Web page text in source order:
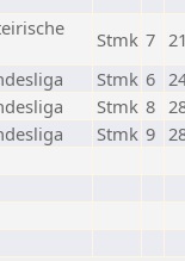
Stmk 7
Stmk 6
Stmk 8
Stmk 9